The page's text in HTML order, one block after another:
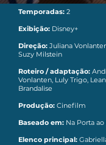
Temporadas: 2
Exibição: Disney+
Direção: Juliana
Suzy Milstein
Roteiro / adaptação:
Vonlanten, Luly Trigo,
Brandalise
Produção: Cinefilm
Baseado em: Na Porta
Elenco principal: